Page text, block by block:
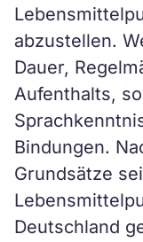
abzustellen.
Dauer,
Aufenthalts,
Bindungen.
Grundsätze
Deutschland